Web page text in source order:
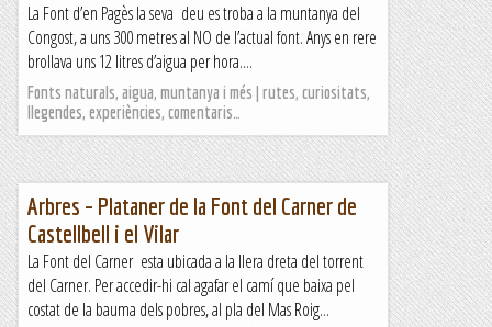
La Font d’en Pagès la seva deu es troba a la muntanya del
Congost, a uns 300 metres al NO de l’actual font. Anys en rere
brollava uns 12 litres d’aigua per hora....
Fonts naturals, aigua, muntanya i més | rutes, curiositats,
llegendes, experiències, comentaris…
Arbres – Plataner de la Font del Carner de
Castellbell i el Vilar
La Font del Carner esta ubicada a la llera dreta del torrent
del Carner. Per accedir-hi cal agafar el camí que baixa pel
costat de la bauma dels pobres, al pla del Mas Roig...